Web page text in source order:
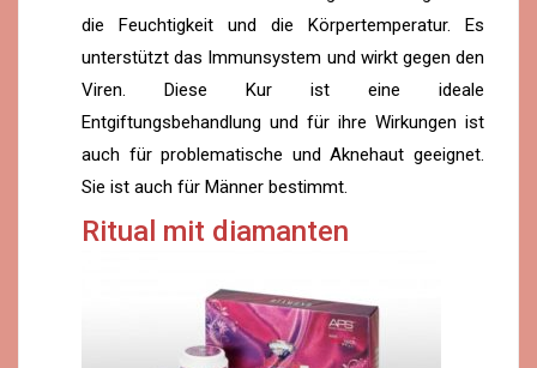
die Feuchtigkeit und die Körpertemperatur. Es
unterstützt das Immunsystem und wirkt gegen den
Viren. Diese Kur ist eine ideale
Entgiftungsbehandlung und für ihre Wirkungen ist
auch für problematische und Aknehaut geeignet.
Sie ist auch für Männer bestimmt.
Ritual mit diamanten